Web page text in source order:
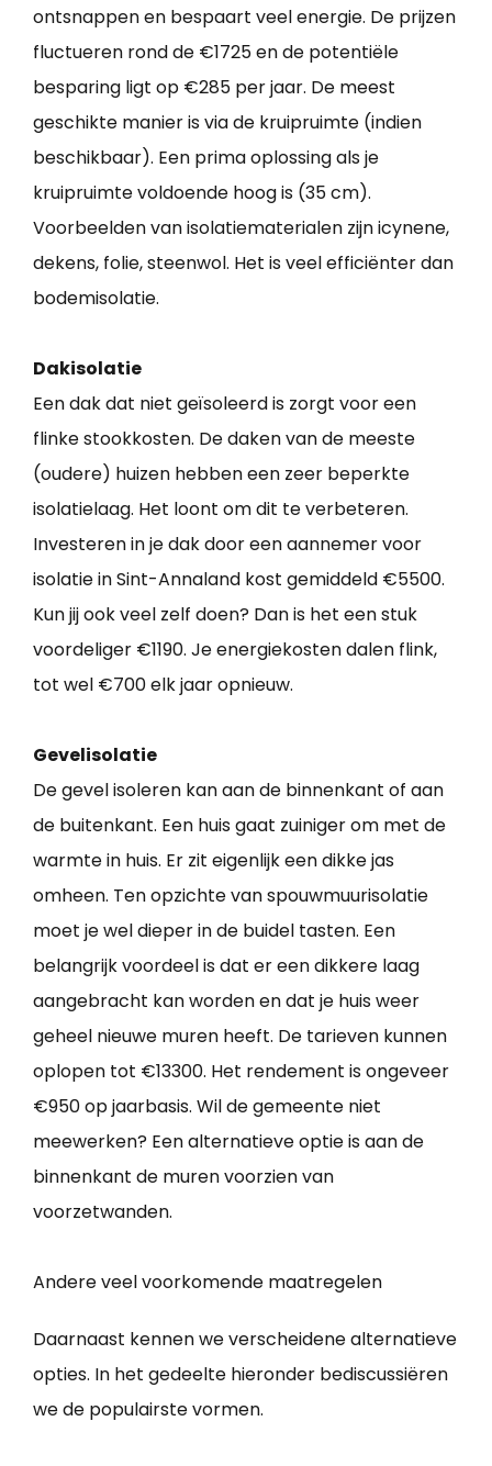
ontsnappen en bespaart veel energie. De prijzen
fluctueren rond de €1725 en de potentiële
besparing ligt op €285 per jaar. De meest
geschikte manier is via de kruipruimte (indien
beschikbaar). Een prima oplossing als je
kruipruimte voldoende hoog is (35 cm).
Voorbeelden van isolatiematerialen zijn icynene,
dekens, folie, steenwol. Het is veel efficiënter dan
bodemisolatie.
Dakisolatie
Een dak dat niet geïsoleerd is zorgt voor een
flinke stookkosten. De daken van de meeste
(oudere) huizen hebben een zeer beperkte
isolatielaag. Het loont om dit te verbeteren.
Investeren in je dak door een aannemer voor
isolatie in Sint-Annaland kost gemiddeld €5500.
Kun jij ook veel zelf doen? Dan is het een stuk
voordeliger €1190. Je energiekosten dalen flink,
tot wel €700 elk jaar opnieuw.
Gevelisolatie
De gevel isoleren kan aan de binnenkant of aan
de buitenkant. Een huis gaat zuiniger om met de
warmte in huis. Er zit eigenlijk een dikke jas
omheen. Ten opzichte van spouwmuurisolatie
moet je wel dieper in de buidel tasten. Een
belangrijk voordeel is dat er een dikkere laag
aangebracht kan worden en dat je huis weer
geheel nieuwe muren heeft. De tarieven kunnen
oplopen tot €13300. Het rendement is ongeveer
€950 op jaarbasis. Wil de gemeente niet
meewerken? Een alternatieve optie is aan de
binnenkant de muren voorzien van
voorzetwanden.
Andere veel voorkomende maatregelen
Daarnaast kennen we verscheidene alternatieve
opties. In het gedeelte hieronder bediscussiëren
we de populairste vormen.